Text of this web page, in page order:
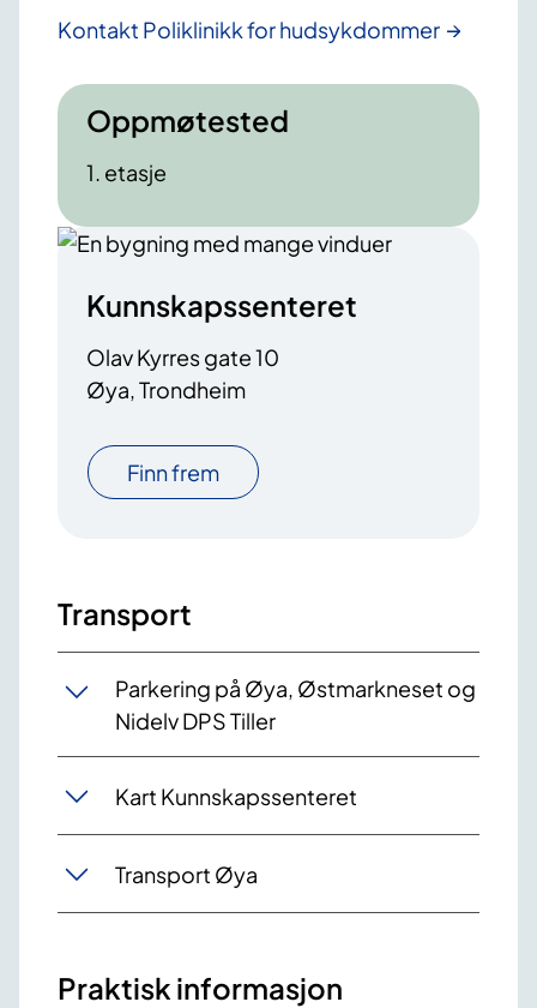
Kontakt Poliklinikk for hudsykdommer
Oppmøtested
1. etasje
Kunnskapssenteret
Olav Kyrres gate 10
Øya, Trondheim
Finn frem
Transport
Parkering på Øya, Østmarkneset og
Nidelv DPS Tiller
Kart Kunnskapssenteret
Transport Øya
Praktisk informasjon